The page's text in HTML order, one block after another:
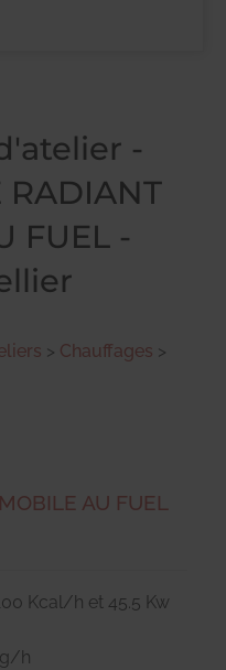
-
RADIANT
FUEL -
> Chauffages >
AU FUEL
Kcal/h et 45.5 Kw
h